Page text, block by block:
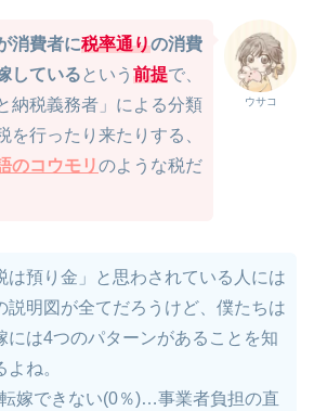
ウサコ
消費者に税率通りの消費
している という 前提で、
納税義務者」による分類
を行ったり来たりする、
のコウモリのような税だ
は預り金」と思わされている人には
説明図が全てだろうけど、僕たちは
には4つのパターンがあることを知
よね。
嫁できない(0％)…事業者負担の直